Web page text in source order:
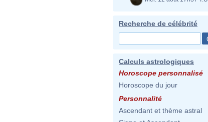
Recherche de célébrité
Calculs astrologiques
Horoscope personnalisé
Horoscope du jour
Personnalité
Ascendant et thème astral